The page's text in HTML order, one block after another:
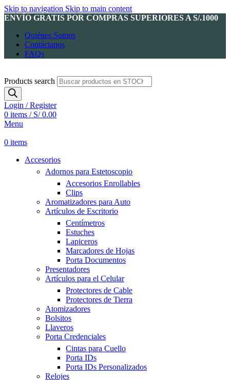
Skip to navigation Skip to main content
ENVÍO GRATIS POR COMPRAS SUPERIORES A S/.1000
Quiénes Somos
Contáctanos
FAQs
Products search
Login / Register
0 items / S/0.00
Menu
0 items
Accesorios
Adornos para Estetoscopio
Accesorios Enrollables
Clips
Aromatizadores para Auto
Artículos de Escritorio
Centímetros
Estuches
Lapiceros
Marcadores de Hojas
Porta Documentos
Presentadores
Artículos para el Celular
Protectores de Cable
Protectores de Tierra
Atomizadores
Bolsitos
Llaveros
Porta Credenciales
Cintas para Cuello
Porta IDs
Porta IDs Personalizados
Relojes